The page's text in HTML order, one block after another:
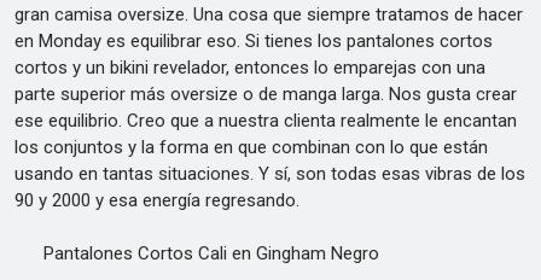
gran camisa oversize. Una cosa que siempre tratamos de hacer
en Monday es equilibrar eso. Si tienes los pantalones cortos
cortos y un bikini revelador, entonces lo emparejas con una
parte superior más oversize o de manga larga. Nos gusta crear
ese equilibrio. Creo que a nuestra clienta realmente le encantan
los conjuntos y la forma en que combinan con lo que están
usando en tantas situaciones. Y sí, son todas esas vibras de los
90 y 2000 y esa energía regresando.
Pantalones Cortos Cali en Gingham Negro